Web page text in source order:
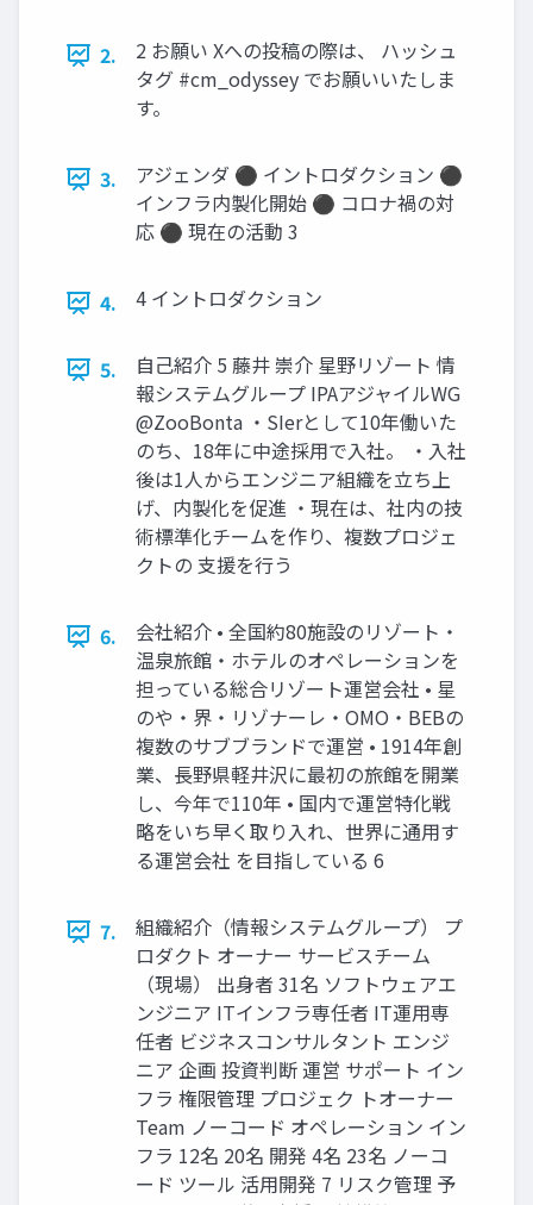
2.
2 お願い Xへの投稿の際は、 ハッシュ
タグ #cm_odyssey でお願いいたしま
す。
3.
アジェンダ ⚫ イントロダクション ⚫
インフラ内製化開始 ⚫ コロナ禍の対
応 ⚫ 現在の活動 3
4. 4 イントロダクション
5.
自己紹介 5 藤井 崇介 星野リゾート 情
報システムグループ IPAアジャイルWG
@ZooBonta ・SIerとして10年働いた
のち、18年に中途採用で入社。 ・入社
後は1人からエンジニア組織を立ち上
げ、内製化を促進 ・現在は、社内の技
術標準化チームを作り、複数プロジェ
クトの 支援を行う
6.
会社紹介 • 全国約80施設のリゾート・
温泉旅館・ホテルのオペレーションを
担っている総合リゾート運営会社 • 星
のや・界・リゾナーレ・OMO・BEBの
複数のサブブランドで運営 • 1914年創
業、長野県軽井沢に最初の旅館を開業
し、今年で110年 • 国内で運営特化戦
略をいち早く取り入れ、世界に通用す
る運営会社 を目指している 6
7.
組織紹介（情報システムグループ） プ
ロダクト オーナー サービスチーム
（現場） 出身者 31名 ソフトウェアエ
ンジニア ITインフラ専任者 IT運用専
任者 ビジネスコンサルタント エンジ
ニア 企画 投資判断 運営 サポート イン
フラ 権限管理 プロジェク トオーナー
Team ノーコード オペレーション イン
フラ 12名 20名 開発 4名 23名 ノーコ
ード ツール 活用開発 7 リスク管理 予